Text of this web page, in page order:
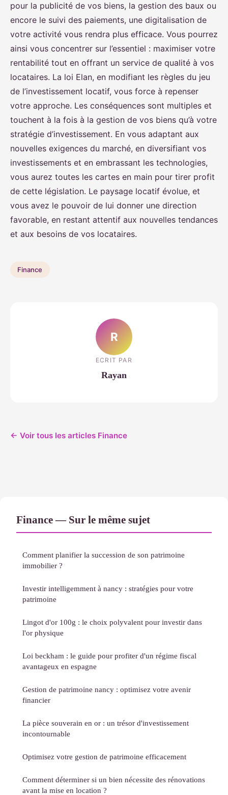
pour la publicité de vos biens, la gestion des baux ou
encore le suivi des paiements, une digitalisation de
votre activité vous rendra plus efficace. Vous pourrez
ainsi vous concentrer sur l’essentiel : maximiser votre
rentabilité tout en offrant un service de qualité à vos
locataires. La loi Elan, en modifiant les règles du jeu
de l’investissement locatif, vous force à repenser
votre approche. Les conséquences sont multiples et
touchent à la fois à la gestion de vos biens qu’à votre
stratégie d’investissement. En vous adaptant aux
nouvelles exigences du marché, en diversifiant vos
investissements et en embrassant les technologies,
vous aurez toutes les cartes en main pour tirer profit
de cette législation. Le paysage locatif évolue, et
vous avez le pouvoir de lui donner une direction
favorable, en restant attentif aux nouvelles tendances
et aux besoins de vos locataires.
Finance
R
ECRIT PAR
Rayan
← Voir tous les articles Finance
Finance — Sur le même sujet
Comment planifier la succession de son patrimoine
immobilier ?
Investir intelligemment à nancy : stratégies pour votre
patrimoine
Lingot d'or 100g : le choix polyvalent pour investir dans
l'or physique
Loi beckham : le guide pour profiter d'un régime fiscal
avantageux en espagne
Gestion de patrimoine nancy : optimisez votre avenir
financier
La pièce souverain en or : un trésor d'investissement
incontournable
Optimisez votre gestion de patrimoine efficacement
Comment déterminer si un bien nécessite des rénovations
avant la mise en location ?